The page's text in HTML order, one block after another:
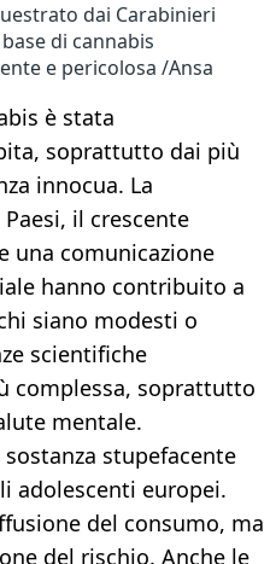
dai Carabinieri
di cannabis
e pericolosa /Ansa
è stata
soprattutto dai più
innocua. La
il crescente
una comunicazione
hanno contribuito a
siano modesti o
scientifiche
complessa, soprattutto
mentale.
stupefacente
adolescenti europei.
del consumo, ma
del rischio. Anche le